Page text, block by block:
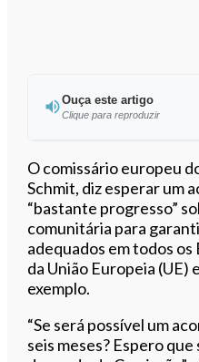
Ouça este artigo
Clique para reproduzir
Ouvir
O comissário europeu
Schmit, diz esperar um
“bastante progresso”
comunitária para
adequados em todos
da União Europeia (UE)
exemplo.
“Se será possível um
seis meses? Espero que